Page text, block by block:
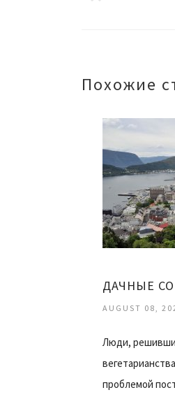
Похожие
AUGUST 08,
Люди,
проблемой